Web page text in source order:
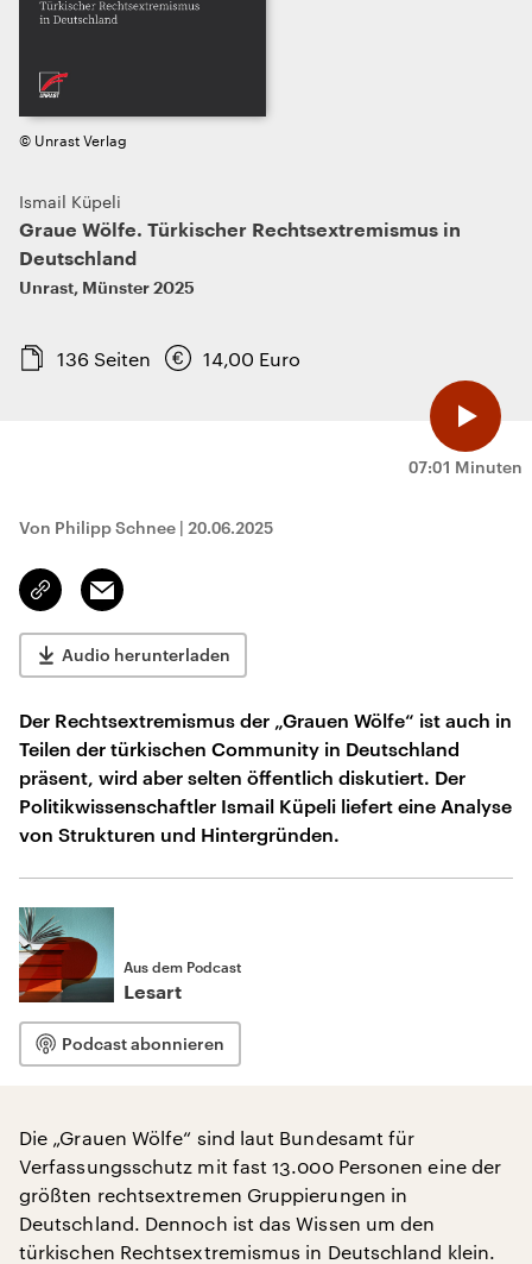
07:01 Minuten
© Unrast Verlag
Ismail Küpeli
Graue Wölfe. Türkischer Rechtsextremismus in
Deutschland
Unrast, Münster 2025
136 Seiten 14,00 Euro
Von Philipp Schnee | 20.06.2025
Link
kopieren/teilen
Email
Audio herunterladen
Der Rechtsextremismus der „Grauen Wölfe“ ist auch in
Teilen der türkischen Community in Deutschland
präsent, wird aber selten öffentlich diskutiert. Der
Politikwissenschaftler Ismail Küpeli liefert eine Analyse
von Strukturen und Hintergründen.
Aus dem Podcast
Lesart
Podcast abonnieren
Die „Grauen Wölfe“ sind laut Bundesamt für
Verfassungsschutz mit fast 13.000 Personen eine der
größten rechtsextremen Gruppierungen in
Deutschland. Dennoch ist das Wissen um den
türkischen Rechtsextremismus in Deutschland klein.